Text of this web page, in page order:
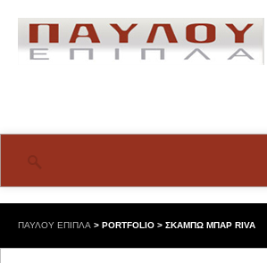
ΠΑΥΛΟΥ ΕΠΙΠΛΑ > PORTFOLIO > ΣΚΑΜΠΩ ΜΠΑΡ RIVA